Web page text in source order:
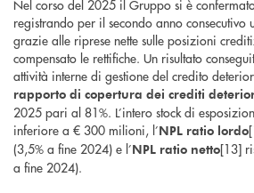
Nel corso del 2025 il Gruppo si è confermato
registrando per il secondo anno consecutivo
grazie alle riprese nette sulle posizioni
compensato le rettifiche. Un risultato
attività interne di gestione del credito
rapporto di copertura dei crediti
2025 pari al 81%. L’intero stock di
inferiore a € 300 milioni, l’NPL ratio lordo
(3,5% a fine 2024) e l’NPL ratio netto[13]
a fine 2024).